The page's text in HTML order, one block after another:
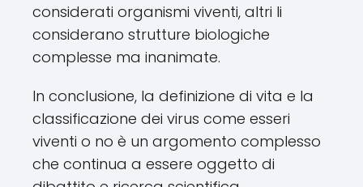
considerati organismi viventi, altri li
considerano strutture biologiche
complesse ma inanimate.
In conclusione, la definizione di vita e la
classificazione dei virus come esseri
viventi o no è un argomento complesso
che continua a essere oggetto di